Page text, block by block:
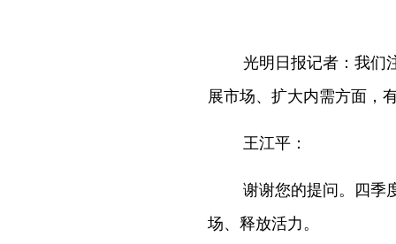
光明日报记者：我们
展市场、扩大内需方面，
王江平：
谢谢您的提问。四季
场、释放活力。